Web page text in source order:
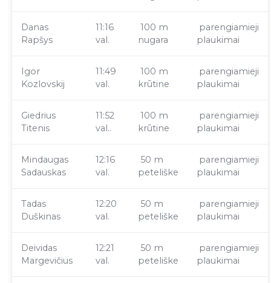
Danas
Rapšys
11:16
val.
100 m
nugara
parengiamieji
plaukimai
Igor
Kozlovskij
11:49
val.
100 m
krūtine
parengiamieji
plaukimai
Giedrius
Titenis
11:52
val..
100 m
krūtine
parengiamieji
plaukimai
Mindaugas
Sadauskas
12:16
val.
50 m
peteliške
parengiamieji
plaukimai
Tadas
Duškinas
12:20
val.
50 m
peteliške
parengiamieji
plaukimai
Deividas
Margevičius
12:21
val.
50 m
peteliške
parengiamieji
plaukimai